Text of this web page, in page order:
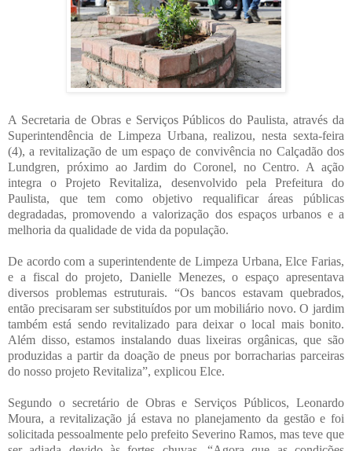
A Secretaria de Obras e Serviços Públicos do Paulista, através da
Superintendência de Limpeza Urbana, realizou, nesta sexta-feira
(4), a revitalização de um espaço de convivência no Calçadão dos
Lundgren, próximo ao Jardim do Coronel, no Centro. A ação
integra o Projeto Revitaliza, desenvolvido pela Prefeitura do
Paulista, que tem como objetivo requalificar áreas públicas
degradadas, promovendo a valorização dos espaços urbanos e a
melhoria da qualidade de vida da população.
De acordo com a superintendente de Limpeza Urbana, Elce Farias,
e a fiscal do projeto, Danielle Menezes, o espaço apresentava
diversos problemas estruturais. “Os bancos estavam quebrados,
então precisaram ser substituídos por um mobiliário novo. O jardim
também está sendo revitalizado para deixar o local mais bonito.
Além disso, estamos instalando duas lixeiras orgânicas, que são
produzidas a partir da doação de pneus por borracharias parceiras
do nosso projeto Revitaliza”, explicou Elce.
Segundo o secretário de Obras e Serviços Públicos, Leonardo
Moura, a revitalização já estava no planejamento da gestão e foi
solicitada pessoalmente pelo prefeito Severino Ramos, mas teve que